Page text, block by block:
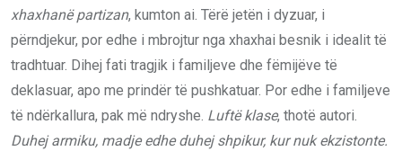
xhaxhanë partizan, kumton ai. Tërë jetën i dyzuar, i
përndjekur, por edhe i mbrojtur nga xhaxhai besnik i idealit të
tradhtuar. Dihej fati tragjik i familjeve dhe fëmijëve të
deklasuar, apo me prindër të pushkatuar. Por edhe i familjeve
të ndërkallura, pak më ndryshe. Luftë klase, thotë autori.
Duhej armiku, madje edhe duhej shpikur, kur nuk ekzistonte.